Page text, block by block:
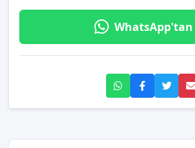
WhatsApp'tan